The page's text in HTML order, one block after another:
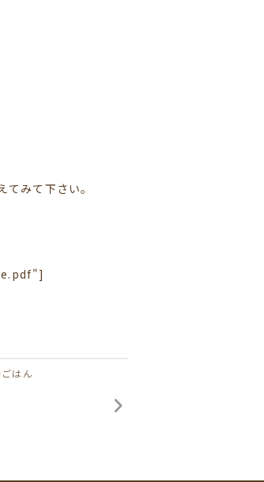
みて下さい。
はん